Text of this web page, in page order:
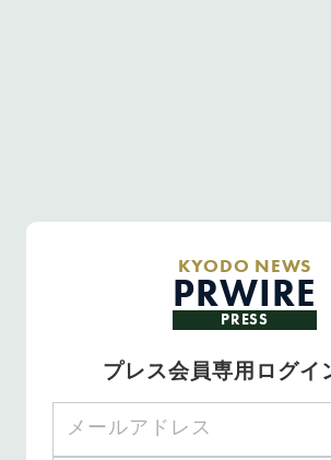
KYODO NEWS
PRWIRE
PRESS
プレス会員専用ログイ